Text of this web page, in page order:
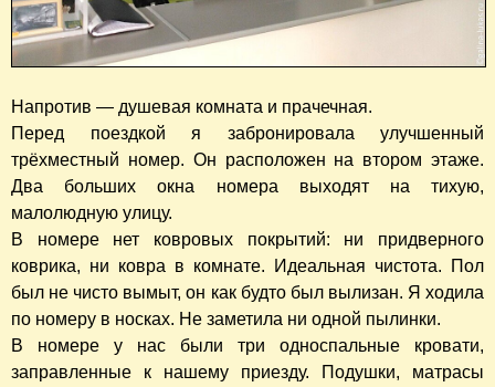
Напротив — душевая комната и прачечная.
Перед поездкой я забронировала улучшенный
трёхместный номер. Он расположен на втором этаже.
Два больших окна номера выходят на тихую,
малолюдную улицу.
В номере нет ковровых покрытий: ни придверного
коврика, ни ковра в комнате. Идеальная чистота. Пол
был не чисто вымыт, он как будто был вылизан. Я ходила
по номеру в носках. Не заметила ни одной пылинки.
В номере у нас были три односпальные кровати,
заправленные к нашему приезду. Подушки, матрасы